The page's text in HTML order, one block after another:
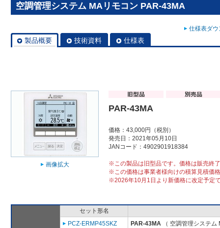
空調管理システム MAリモコン PAR-43MA
仕様表ダ
製品概要 技術資料 仕様表
画像拡大
PAR-43MA
価格：43,000円（税別）
発売日：2021年05月10日
JANコード：4902901918384
※この製品は旧型品です。価格は販売終
※この価格は事業者様向けの積算見積価
※2026年10月1日より新価格に改定予定
セット形名
PCZ-ERMP45SKZ
PAR-43MA （ 空調管理システム